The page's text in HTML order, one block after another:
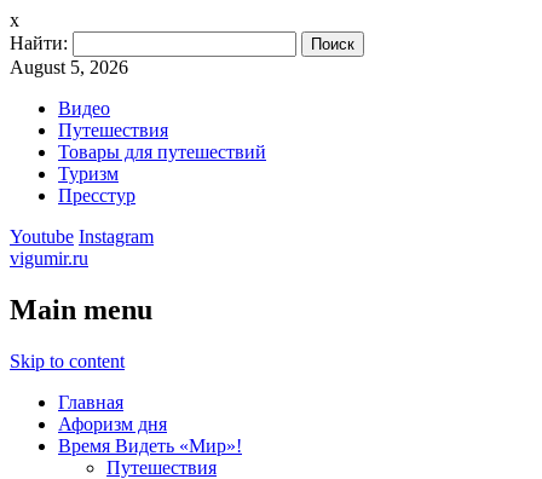
x
Найти:
August 5, 2026
Видео
Путешествия
Товары для путешествий
Туризм
Пресстур
Youtube Instagram
vigumir.ru
Main menu
Skip to content
Главная
Афоризм дня
Время Видеть «Мир»!
Путешествия